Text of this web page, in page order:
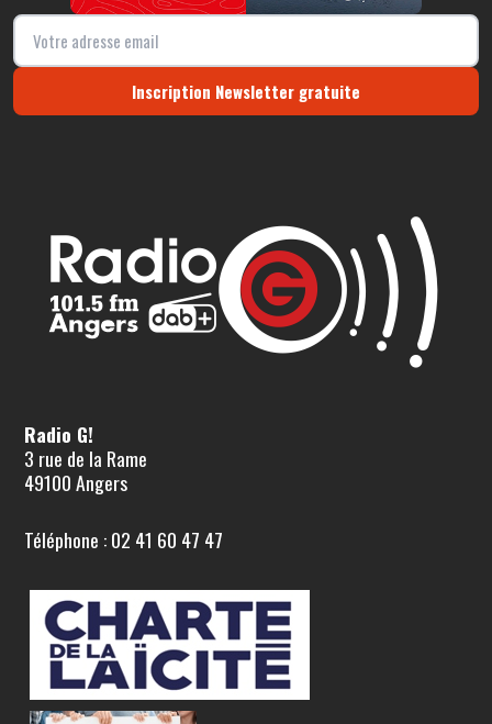
Inscription Newsletter gratuite
Radio G!
3 rue de la Rame
49100 Angers
Téléphone : 02 41 60 47 47